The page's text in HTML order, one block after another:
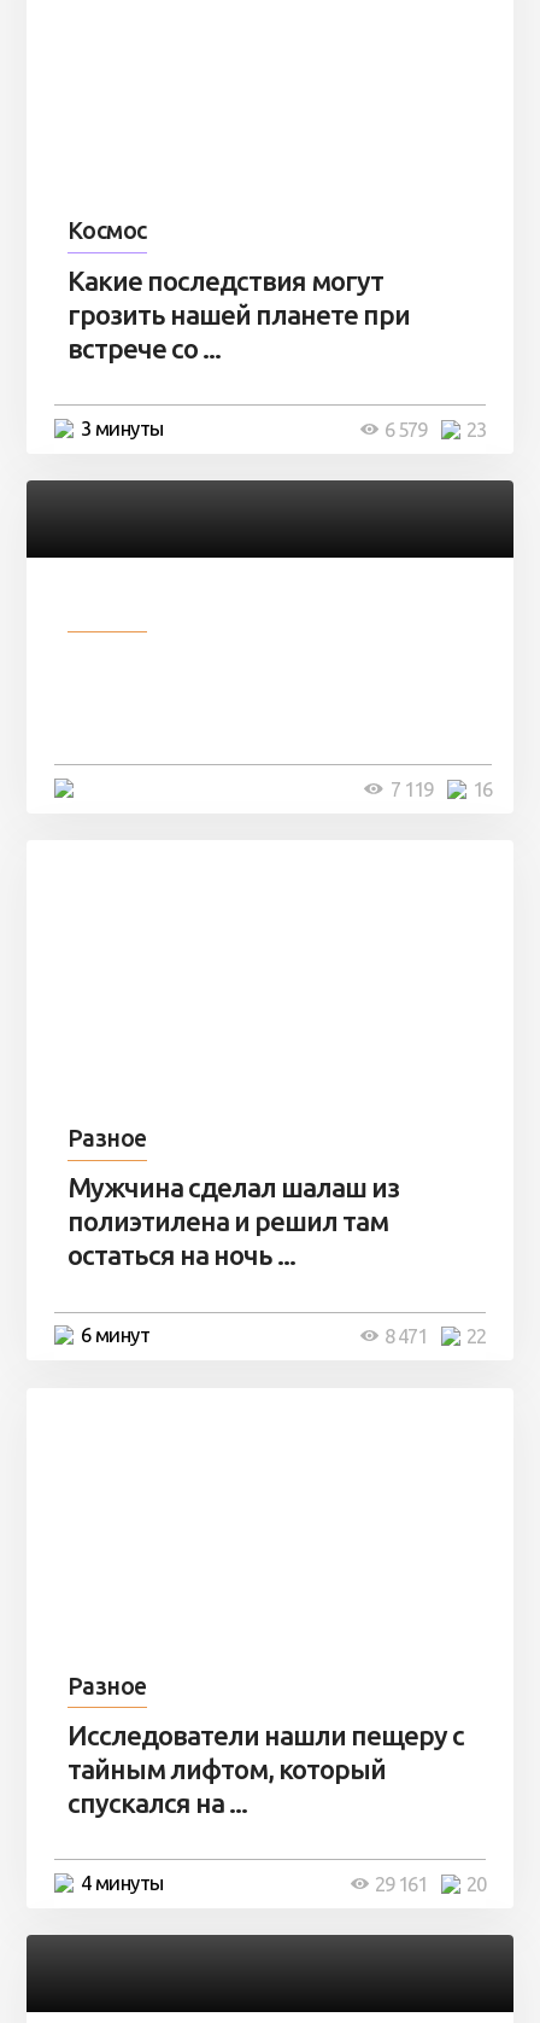
Космос
Какие последствия могут
грозить нашей планете при
встрече со ...
3 минуты 23
6 579
16
7 119
Разное
Мужчина сделал шалаш из
полиэтилена и решил там
остаться на ночь ...
6 минут 22
8 471
Разное
Исследователи нашли пещеру с
тайным лифтом, который
спускался на ...
4 минуты 20
29 161